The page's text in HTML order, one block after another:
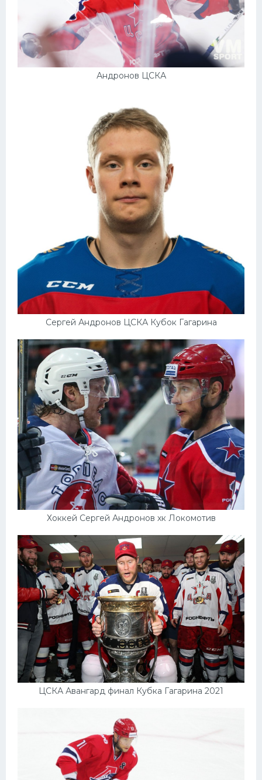
Андронов ЦСКА
Сергей Андронов ЦСКА Кубок Гагарина
Хоккей Сергей Андронов хк Локомотив
ЦСКА Авангард финал Кубка Гагарина 2021